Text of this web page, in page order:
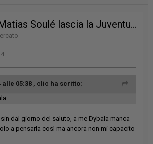
UFFICIALE: Matias Soulé lascia la Juventus e diventa un giocatore della Roma per 25 milioni di euro più bonus
alle 05:38 , clic ha scritto:
dal giorno del saluto, a me Dybala manca
a pensarla così ma ancora non mi capacito